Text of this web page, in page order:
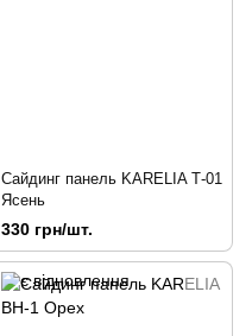
Сайдинг панель KARELIA Т-01
Ясень
330 грн/шт.